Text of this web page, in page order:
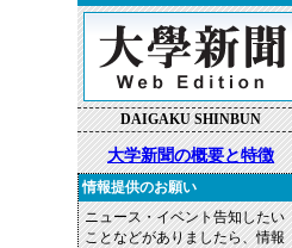
DAIGAKU SHINBUN
大学新聞の概要と特徴
情報提供のお願い
ニュース・イベント告知したい
ことなどがありましたら、情報